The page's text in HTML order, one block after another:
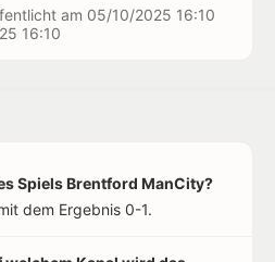
am 05/10/2025 16:10
16:10
Spiels Brentford ManCity?
dem Ergebnis 0-1.